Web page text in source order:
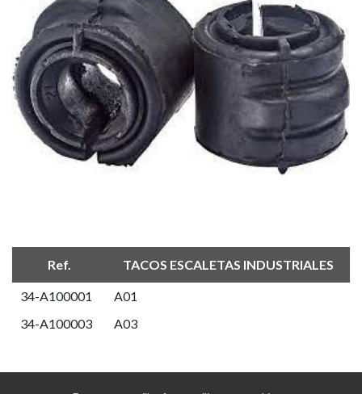
Ref. TACOS ESCALETAS INDUSTRIALES
34-A100001
A01
34-A100003
A03